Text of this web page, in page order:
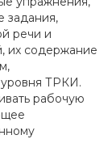
задания,
речи и
их содержание
ТРКИ.
рабочую